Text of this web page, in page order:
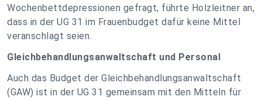
Wochenbettdepressionen gefragt, führte Holzleitner an,
dass in der UG 31 im Frauenbudget dafür keine Mittel
veranschlagt seien.
Gleichbehandlungsanwaltschaft und Personal
Auch das Budget der Gleichbehandlungsanwaltschaft
(GAW) ist in der UG 31 gemeinsam mit den Mitteln für